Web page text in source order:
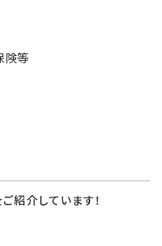
険等
紹介しています！